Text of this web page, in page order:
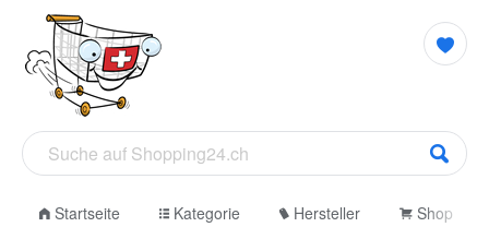
Startseite Kategorie Hersteller Shop